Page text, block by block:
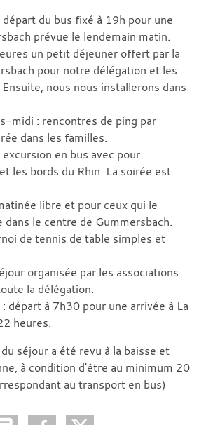
du bus fixé à 19h pour une
prévue le lendemain matin.
un petit déjeuner offert par la
pour notre délégation et les
nous nous installerons dans
midi : rencontres de ping par
dans les familles.
en bus avec pour
les bords du Rhin. La soirée est
libre et pour ceux qui le
dans le centre de Gummersbach.
de tennis de table simples et
organisée par les associations
la délégation.
départ à 7h30 pour une arrivée à La
heures.
séjour a été revu à la baisse et
à condition d'être au minimum 20
au transport en bus)